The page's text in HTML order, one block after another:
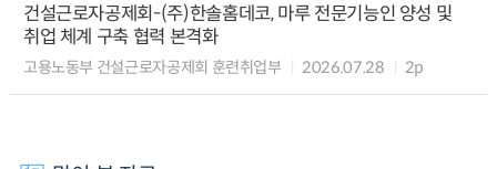
건설근로자공제회-(주)한솔홈데코, 마루 전문기능인 양성 및
취업 체계 구축 협력 본격화
고용노동부 건설근로자공제회 훈련취업부 2026.07.28 2p